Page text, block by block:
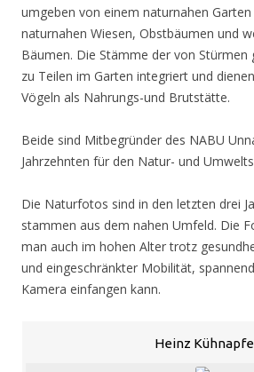
umgeben von einem naturnahen
naturnahen Wiesen, Obstbäumen und
Bäumen. Die Stämme der von Stürmen
zu Teilen im Garten integriert und
Vögeln als Nahrungs-und Brutstätte.
Beide sind Mitbegründer des NABU
Jahrzehnten für den Natur- und
Die Naturfotos sind in den letzten drei
stammen aus dem nahen Umfeld. Die
man auch im hohen Alter trotz
und eingeschränkter Mobilität,
Kamera einfangen kann.
Heinz